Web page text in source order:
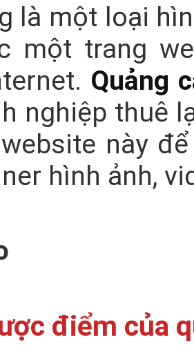
là một loại
một trang
Quảng
nghiệp thuê
này
hình ảnh,
điểm của